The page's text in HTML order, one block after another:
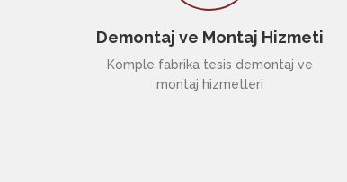
Demontaj ve Montaj Hizmeti
Komple fabrika tesis demontaj ve
montaj hizmetleri